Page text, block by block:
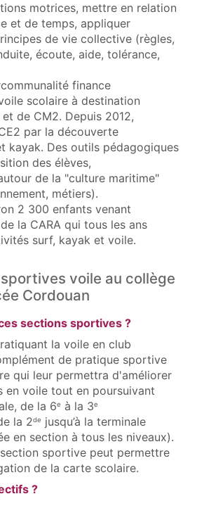
motrices, mettre en relation
et de temps, appliquer
de vie collective (règles,
écoute, aide, tolérance,
finance
scolaire à destination
de CM2. Depuis 2012,
par la découverte
kayak. Des outils pédagogiques
des élèves,
de la "culture maritime"
métiers).
2 300 enfants venant
la CARA qui tous les ans
surf, kayak et voile.
voile au collège
Cordouan
sections sportives ?
la voile en club
de pratique sportive
qui leur permettra d'améliorer
en voile tout en poursuivant
de la 6e à la 3e
la 2de
jusqu’à la terminale
en section à tous les niveaux).
sportive peut permettre
de la carte scolaire.
?